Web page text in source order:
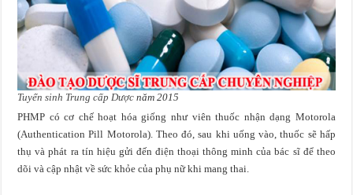
Tuyển sinh Trung cấp Dược năm 2015
PHMP có cơ chế hoạt hóa giống như viên thuốc nhận dạng Motorola
(Authentication Pill Motorola). Theo đó, sau khi uống vào, thuốc sẽ hấp
thụ và phát ra tín hiệu gửi đến điện thoại thông minh của bác sĩ để theo
dõi và cập nhật về sức khỏe của phụ nữ khi mang thai.